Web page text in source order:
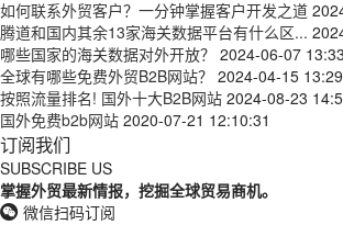
如何联系外贸客户？一分钟掌握客户开发之道
腾道和国内其余13家海关数据平台有什么区...
哪些国家的海关数据对外开放？ 2024-06-07
全球有哪些免费外贸B2B网站？ 2024-04-15
按照流量排名! 国外十大B2B网站 2024-08-23
国外免费b2b网站 2020-07-21 12:10:31
订阅我们
SUBSCRIBE US
掌握外贸最新情报，挖掘全球贸易商机。
微信扫码订阅